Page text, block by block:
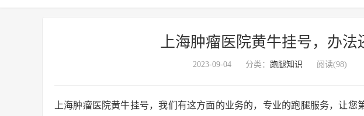
上海肿瘤医院黄牛挂号，办法
2023-09-04 分类： 跑腿知识 阅读(98)
上海肿瘤医院黄牛挂号，我们有这方面的业务的，专业的跑腿服务，让